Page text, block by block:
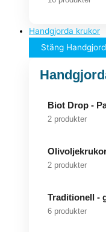
Handgjorda krukor
Stäng
Biot Drop -
2 produkter
2 produkter
Traditionell -
6 produkter